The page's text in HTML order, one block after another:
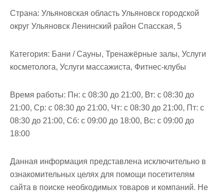
Страна: Ульяновская область Ульяновск городской
округ Ульяновск Ленинский район Спасская, 5
Категория: Бани / Сауны, Тренажёрные залы, Услуги
косметолога, Услуги массажиста, Фитнес-клубы
Время работы: Пн: с 08:30 до 21:00, Вт: с 08:30 до
21:00, Ср: с 08:30 до 21:00, Чт: с 08:30 до 21:00, Пт: с
08:30 до 21:00, Сб: с 09:00 до 18:00, Вс: с 09:00 до
18:00
Данная информация представлена исключительно в
ознакомительных целях для помощи посетителям
сайта в поиске необходимых товаров и компаний. Не